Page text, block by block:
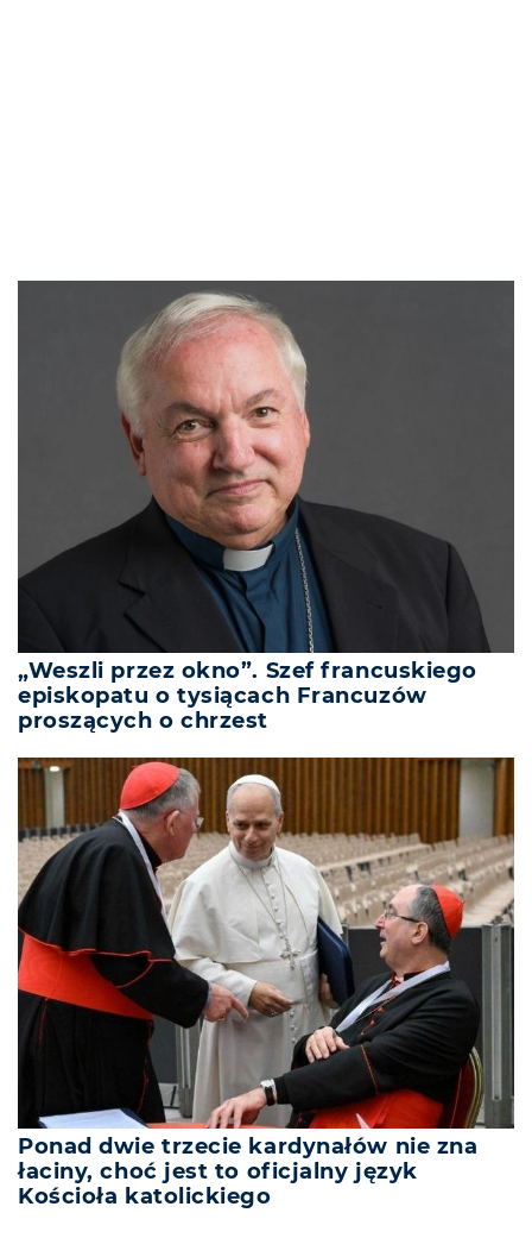
„Weszli przez okno”. Szef francuskiego
episkopatu o tysiącach Francuzów
proszących o chrzest
Ponad dwie trzecie kardynałów nie zna
łaciny, choć jest to oficjalny język
Kościoła katolickiego